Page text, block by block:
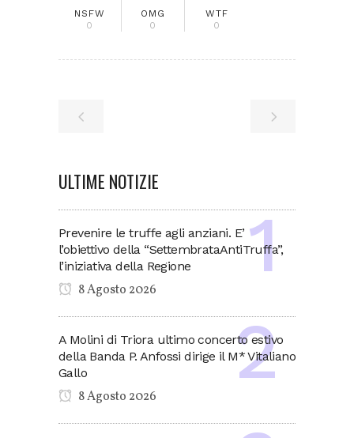
NSFW
0
OMG
0
WTF
0
ULTIME NOTIZIE
Prevenire le truffe agli anziani. E’
l’obiettivo della “SettembrataAntiTruffa”,
l’iniziativa della Regione
8 Agosto 2026
A Molini di Triora ultimo concerto estivo
della Banda P. Anfossi dirige il M* Vitaliano
Gallo
8 Agosto 2026